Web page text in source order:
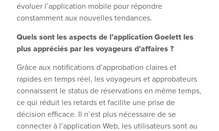
évoluer l’application mobile pour répondre
constamment aux nouvelles tendances.
Quels sont les aspects de l’application Goelett les
plus appréciés par les voyageurs d’affaires ?
Grâce aux notifications d’approbation claires et
rapides en temps réel, les voyageurs et approbateurs
connaissent le status de réservations en même temps,
ce qui réduit les retards et facilite une prise de
décision efficace. Il n’est plus nécessaire de se
connecter à l’application Web, les utilisateurs sont au